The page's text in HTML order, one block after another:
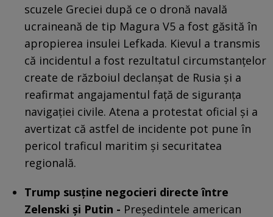
scuzele Greciei după ce o dronă navală
ucraineană de tip Magura V5 a fost găsită în
apropierea insulei Lefkada. Kievul a transmis
că incidentul a fost rezultatul circumstanțelor
create de războiul declanșat de Rusia și a
reafirmat angajamentul față de siguranța
navigației civile. Atena a protestat oficial și a
avertizat că astfel de incidente pot pune în
pericol traficul maritim și securitatea
regională.
Trump susține negocieri directe între
Zelenski și Putin - Președintele american